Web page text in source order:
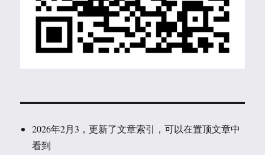
2026年2月3，更新了文章索引，可以在置顶文章中
看到